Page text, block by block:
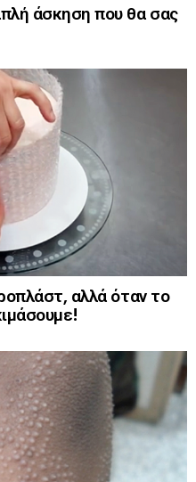
άσκηση που θα σας
αλλά όταν το